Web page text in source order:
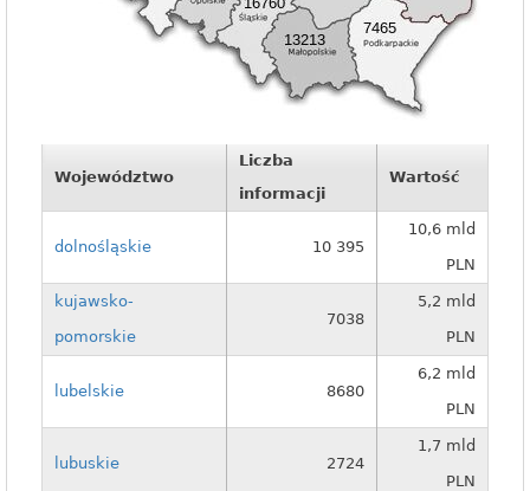
Województwo
Liczba
informacji
Wartość
dolnośląskie 10 395
10,6 mld
PLN
kujawsko-
pomorskie
7038
5,2 mld
PLN
lubelskie 8680
6,2 mld
PLN
lubuskie 2724
1,7 mld
PLN